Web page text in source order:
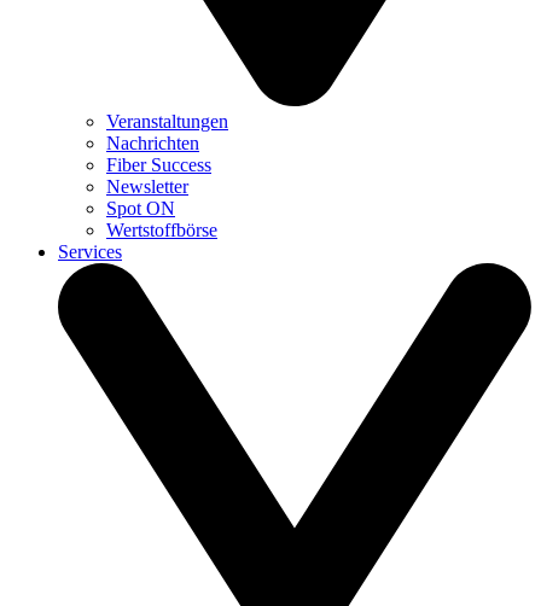
Veranstaltungen
Nachrichten
Fiber Success
Newsletter
Spot ON
Wertstoffbörse
Services